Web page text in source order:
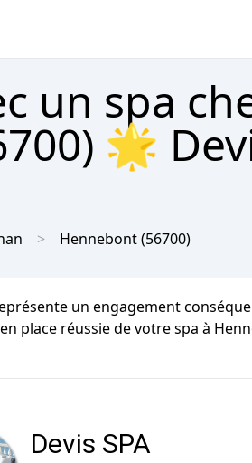
un spa
🌟
Hennebont(56700)
un engagement
place réussie de votre spa à
Devis SPA